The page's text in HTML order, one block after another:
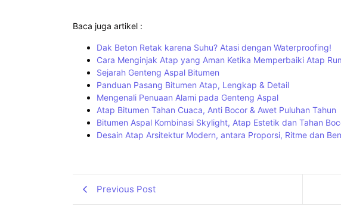
Baca juga artikel :
Dak Beton Retak karena Suhu? Atasi dengan Waterproofing!
Cara Menginjak Atap yang Aman Ketika Memperbaiki Atap
Sejarah Genteng Aspal Bitumen
Panduan Pasang Bitumen Atap, Lengkap & Detail
Mengenali Penuaan Alami pada Genteng Aspal
Atap Bitumen Tahan Cuaca, Anti Bocor & Awet Puluhan Tahun
Bitumen Aspal Kombinasi Skylight, Atap Estetik dan Tahan
Desain Atap Arsitektur Modern, antara Proporsi, Ritme dan
Previous Post